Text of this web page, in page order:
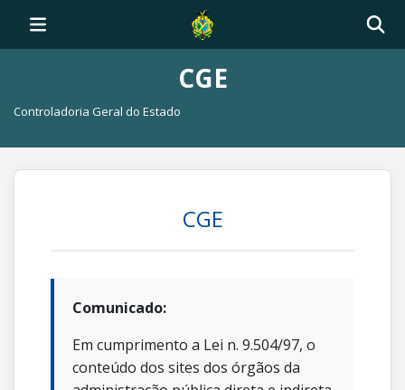
CGE
Controladoria Geral do Estado
CGE
Comunicado:
Em cumprimento a Lei n. 9.504/97, o
conteúdo dos sites dos órgãos da